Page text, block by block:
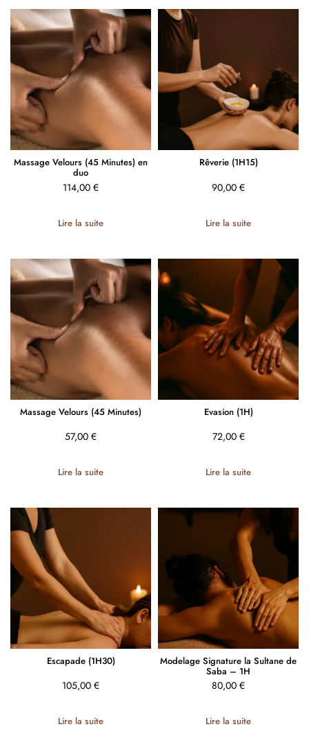
Massage Velours (45 Minutes) en
duo
114,00 €
Lire la suite
Rêverie (1H15)
90,00 €
Lire la suite
Massage Velours (45 Minutes)
57,00 €
Lire la suite
Evasion (1H)
72,00 €
Lire la suite
Escapade (1H30)
105,00 €
Lire la suite
Modelage Signature la Sultane de
Saba – 1H
80,00 €
Lire la suite